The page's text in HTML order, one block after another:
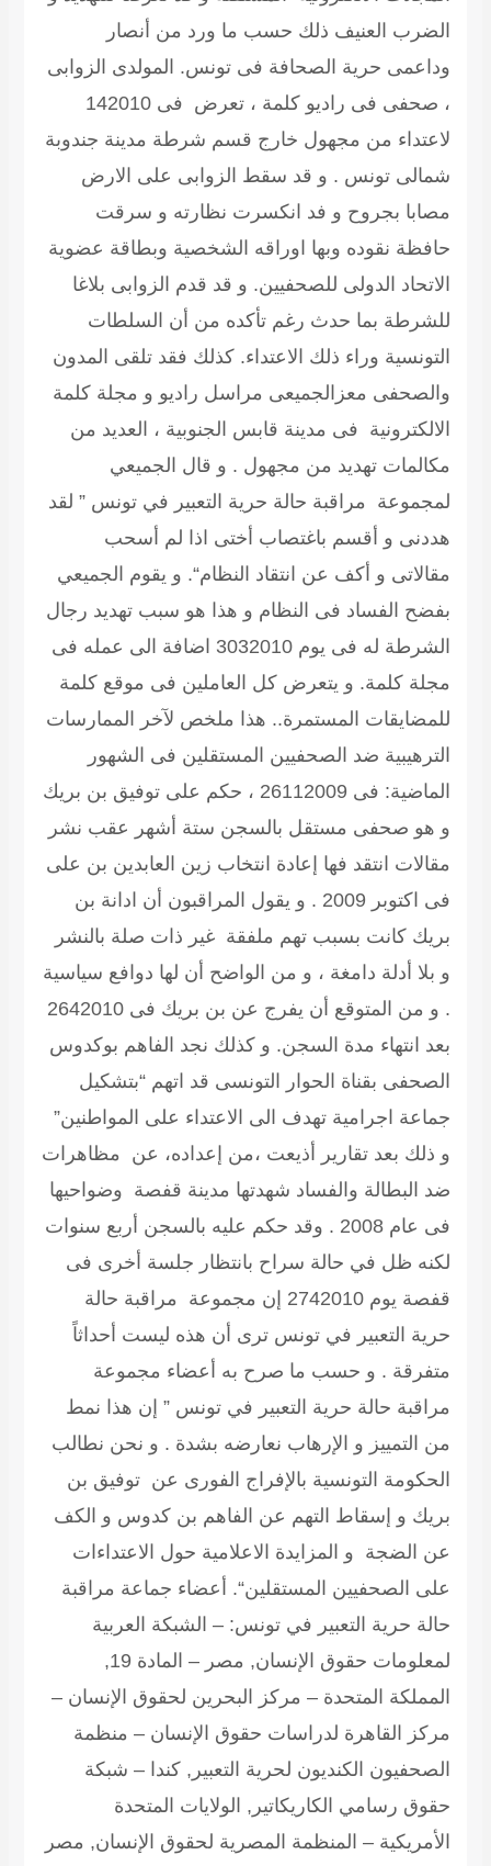
الضرب العنيف ذلك حسب ما ورد من أنصار
وداعمى حرية الصحافة فى تونس. المولدى الزوابى
، صحفى فى راديو كلمة ، تعرض فى 142010
لاعتداء من مجهول خارج قسم شرطة مدينة جندوبة
شمالى تونس . و قد سقط الزوابى على الارض
مصابا بجروح و فد انكسرت نظارته و سرقت
حافظة نقوده وبها اوراقه الشخصية وبطاقة عضوية
الاتحاد الدولى للصحفيين. و قد قدم الزوابى بلاغا
للشرطة بما حدث رغم تأكده من أن السلطات
التونسية وراء ذلك الاعتداء. كذلك فقد تلقى المدون
والصحفى معزالجميعى مراسل راديو و مجلة كلمة
الالكترونية فى مدينة قابس الجنوبية ، العديد من
مكالمات تهديد من مجهول . و قال الجميعي
لمجموعة مراقبة حالة حرية التعبير في تونس ” لقد
هددنى و أقسم باغتصاب أختى اذا لم أسحب
مقالاتى و أكف عن انتقاد النظام“. و يقوم الجميعي
بفضح الفساد فى النظام و هذا هو سبب تهديد رجال
الشرطة له فى يوم 3032010 اضافة الى عمله فى
مجلة كلمة. و يتعرض كل العاملين فى موقع كلمة
للمضايقات المستمرة.. هذا ملخص لآخر الممارسات
الترهيبية ضد الصحفيين المستقلين فى الشهور
الماضية:
فى 26112009 ، حكم على توفيق بن بريك
و هو صحفى مستقل بالسجن ستة أشهر عقب نشر
مقالات انتقد فها إعادة انتخاب زين العابدين بن على
فى اكتوبر 2009 . و يقول المراقبون أن ادانة بن
بريك كانت بسبب تهم ملفقة غير ذات صلة بالنشر
و بلا أدلة دامغة ، و من الواضح أن لها دوافع سياسية
. و من المتوقع أن يفرج عن بن بريك فى 2642010
بعد انتهاء مدة السجن. و كذلك نجد الفاهم بوكدوس
الصحفى بقناة الحوار التونسى قد اتهم “بتشكيل
جماعة اجرامية تهدف الى الاعتداء على المواطنين”
و ذلك بعد تقارير أذيعت ،من إعداده، عن مظاهرات
ضد البطالة والفساد شهدتها مدينة قفصة وضواحيها
فى عام 2008 . وقد حكم عليه بالسجن أربع سنوات
لكنه ظل في حالة سراح بانتظار جلسة أخرى فى
قفصة يوم 2742010 إن مجموعة مراقبة حالة
حرية التعبير في تونس ترى أن هذه ليست أحداثاً
متفرقة . و حسب ما صرح به أعضاء مجموعة
مراقبة حالة حرية التعبير في تونس ” إن هذا نمط
من التمييز و الإرهاب نعارضه بشدة . و نحن نطالب
الحكومة التونسية بالإفراج الفورى عن توفيق بن
بريك و إسقاط التهم عن الفاهم بن كدوس و الكف
عن الضجة و المزايدة الاعلامية حول الاعتداءات
على الصحفيين المستقلين“.
أعضاء جماعة مراقبة
حالة حرية التعبير في تونس: – الشبكة العربية
لمعلومات حقوق الإنسان, مصر – المادة 19,
المملكة المتحدة – مركز البحرين لحقوق الإنسان –
مركز القاهرة لدراسات حقوق الإنسان – منظمة
الصحفيون الكنديون لحرية التعبير, كندا – شبكة
حقوق رسامي الكاريكاتير, الولايات المتحدة
الأمريكية – المنظمة المصرية لحقوق الإنسان, مصر